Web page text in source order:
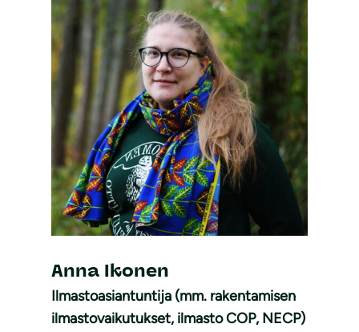
Ilmastoasiantuntija (mm. rakentamisen
ilmastovaikutukset, ilmasto COP, NECP)
Anna Ikonen